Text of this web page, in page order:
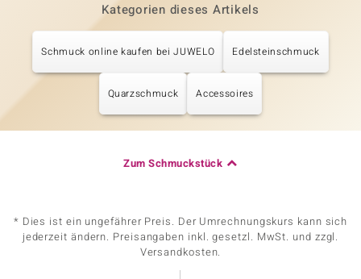
Kategorien dieses Artikels
Schmuck online kaufen bei JUWELO Edelsteinschmuck
Quarzschmuck Accessoires
Zum Schmuckstück
* Dies ist ein ungefährer Preis. Der Umrechnungskurs kann sich
jederzeit ändern. Preisangaben inkl. gesetzl. MwSt. und zzgl.
Versandkosten.